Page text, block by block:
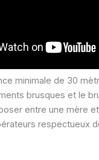
minimale de 30
brusques et le
entre une mère
respectueux